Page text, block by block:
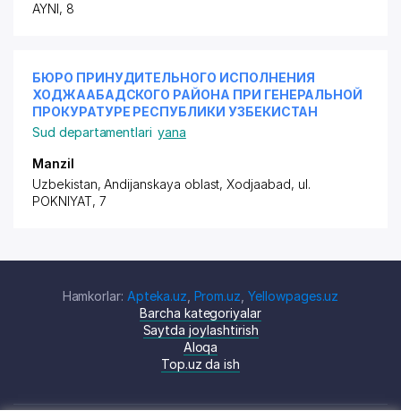
AYNI, 8
БЮРО ПРИНУДИТЕЛЬНОГО ИСПОЛНЕНИЯ
ХОДЖААБАДСКОГО РАЙОНА ПРИ ГЕНЕРАЛЬНОЙ
ПРОКУРАТУРЕ РЕСПУБЛИКИ УЗБЕКИСТАН
Sud departamentlari yana
Manzil
Uzbekistan, Andijanskaya oblast, Xodjaabad, ul.
POKNIYAT, 7
Hamkorlar: Apteka.uz Prom.uz ,Yellowpages.uz
Barcha kategoriyalar
Saytda joylashtirish
Aloqa
Top.uz da ish